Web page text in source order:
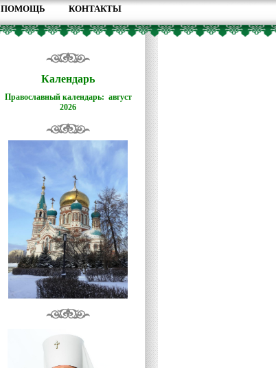
ПОМОЩЬ КОНТАКТЫ
Календарь
Православный календарь: август
2026